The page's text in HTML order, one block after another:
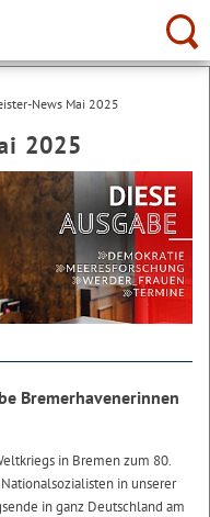
News Mai 2025
2025
Bremerhavenerinnen
in Bremen zum 80.
in unserer
in ganz Deutschland am